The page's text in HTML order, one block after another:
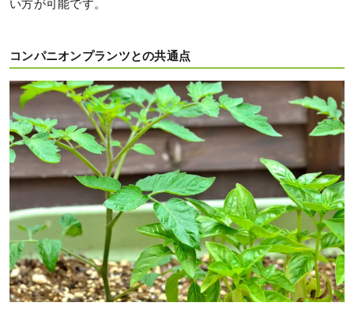
い方が可能です。
コンパニオンプランツとの共通点